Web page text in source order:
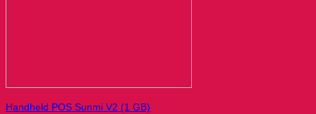
Handheld POS Sunmi V2 (1 GB)